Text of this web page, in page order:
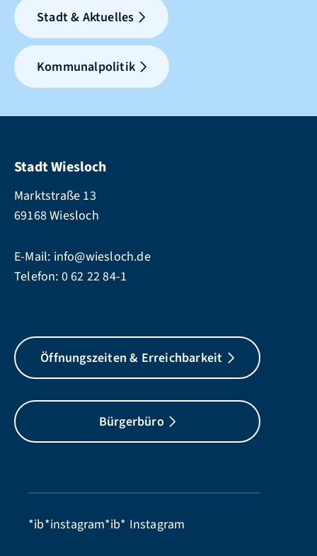
Stadt & Aktuelles
Kommunalpolitik
Stadt Wiesloch
Marktstraße 13
69168 Wiesloch
E-Mail: info@wiesloch.de
Telefon: 0 62 22 84-1
Öffnungszeiten & Erreichbarkeit
Bürgerbüro
*ib*instagram*ib* Instagram